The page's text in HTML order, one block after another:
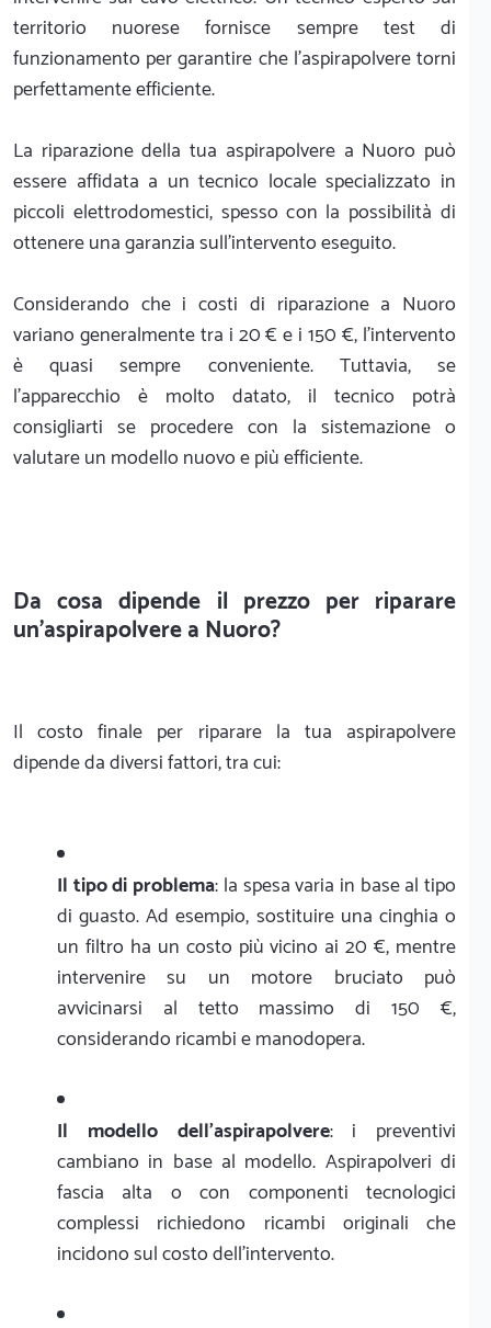
territorio nuorese fornisce sempre test di
funzionamento per garantire che l'aspirapolvere torni
perfettamente efficiente.
La riparazione della tua aspirapolvere a Nuoro può
essere affidata a un tecnico locale specializzato in
piccoli elettrodomestici, spesso con la possibilità di
ottenere una garanzia sull'intervento eseguito.
Considerando che i costi di riparazione a Nuoro
variano generalmente tra i 20 € e i 150 €, l'intervento
è quasi sempre conveniente. Tuttavia, se
l'apparecchio è molto datato, il tecnico potrà
consigliarti se procedere con la sistemazione o
valutare un modello nuovo e più efficiente.
Da cosa dipende il prezzo per riparare
un'aspirapolvere a Nuoro?
Il costo finale per riparare la tua aspirapolvere
dipende da diversi fattori, tra cui:
Il tipo di problema: la spesa varia in base al tipo
di guasto. Ad esempio, sostituire una cinghia o
un filtro ha un costo più vicino ai 20 €, mentre
intervenire su un motore bruciato può
avvicinarsi al tetto massimo di 150 €,
considerando ricambi e manodopera.
Il modello dell'aspirapolvere: i preventivi
cambiano in base al modello. Aspirapolveri di
fascia alta o con componenti tecnologici
complessi richiedono ricambi originali che
incidono sul costo dell'intervento.